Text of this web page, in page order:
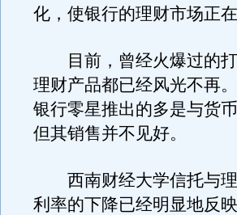
化，使银行的理财市场正
目前，曾经火爆过的打
理财产品都已经风光不再
银行零星推出的多是与货
但其销售并不见好。
西南财经大学信托与理
利率的下降已经明显地反